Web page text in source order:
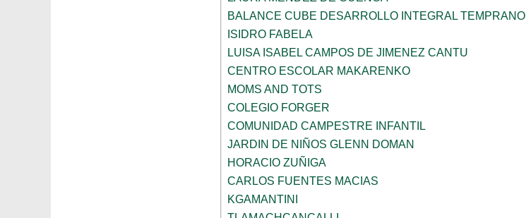
BALANCE CUBE DESARROLLO INTEGRAL TEMPRANO
ISIDRO FABELA
LUISA ISABEL CAMPOS DE JIMENEZ CANTU
CENTRO ESCOLAR MAKARENKO
MOMS AND TOTS
COLEGIO FORGER
COMUNIDAD CAMPESTRE INFANTIL
JARDIN DE NIÑOS GLENN DOMAN
HORACIO ZUÑIGA
CARLOS FUENTES MACIAS
KGAMANTINI